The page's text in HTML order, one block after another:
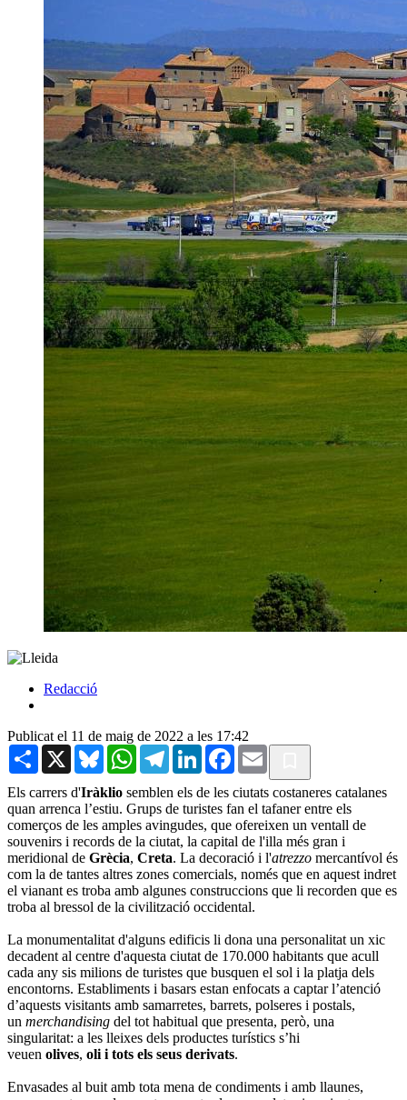
Redacció
Publicat el 11 de maig de 2022 a les 17:42
Share X BlueskyWhatsAppTelegramLinkedInFacebook
Email
Els carrers d'Iràklio semblen els de les ciutats costaneres catalanes
quan arrenca l’estiu. Grups de turistes fan el tafaner entre els
comerços de les amples avingudes, que ofereixen un ventall de
souvenirs i records de la ciutat, la capital de l'illa més gran i
meridional de Grècia, Creta. La decoració i l'atrezzo mercantívol és
com la de tantes altres zones comercials, només que en aquest indret
el vianant es troba amb algunes construccions que li recorden que es
troba al bressol de la civilització occidental.
La monumentalitat d'alguns edificis li dona una personalitat un xic
decadent al centre d'aquesta ciutat de 170.000 habitants que acull
cada any sis milions de turistes que busquen el sol i la platja dels
encontorns. Establiments i basars estan enfocats a captar l’atenció
d’aquests visitants amb samarretes, barrets, polseres i postals,
un merchandising del tot habitual que presenta, però, una
singularitat: a les lleixes dels productes turístics s’hi
veuen olives, oli i tots els seus derivats.
Envasades al buit amb tota mena de condiments i amb llaunes,